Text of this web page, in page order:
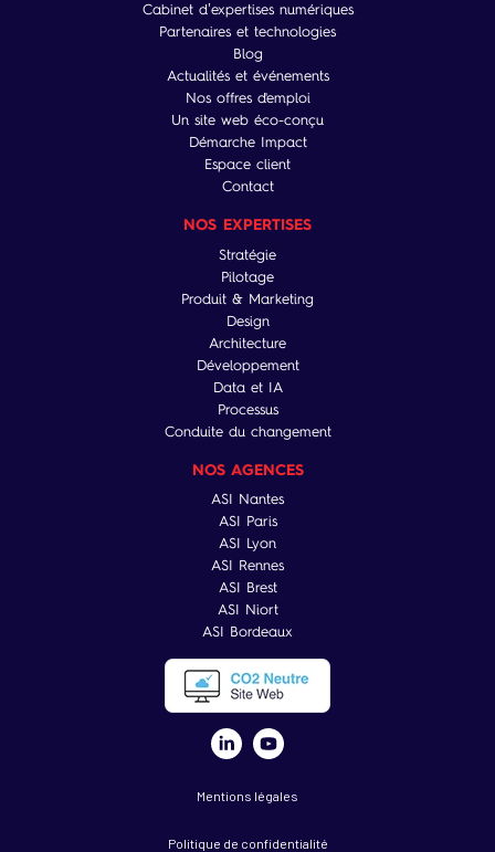
Cabinet d’expertises numériques
Partenaires et technologies
Blog
Actualités et événements
Nos offres d'emploi
Un site web éco-conçu
Démarche Impact
Espace client
Contact
NOS EXPERTISES
Stratégie
Pilotage
Produit & Marketing
Design
Architecture
Développement
Data et IA
Processus
Conduite du changement
NOS AGENCES
ASI Nantes
ASI Paris
ASI Lyon
ASI Rennes
ASI Brest
ASI Niort
ASI Bordeaux
Mentions légales
Politique de confidentialité